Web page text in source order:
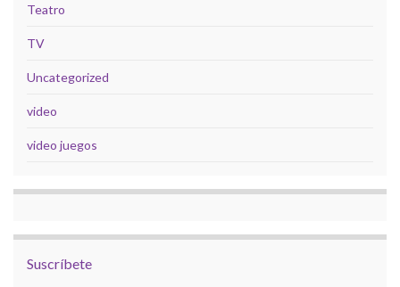
Teatro
TV
Uncategorized
video
video juegos
Suscríbete